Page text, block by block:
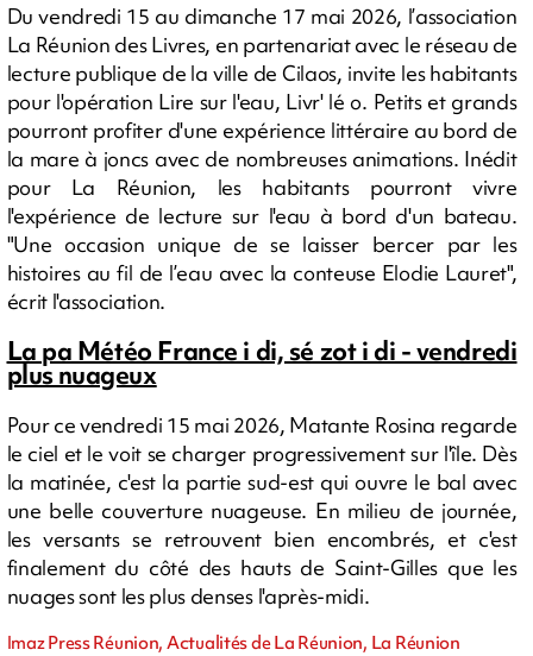
Du vendredi 15 au dimanche 17 mai 2026, l’association
La Réunion des Livres, en partenariat avec le réseau de
lecture publique de la ville de Cilaos, invite les habitants
pour l'opération Lire sur l'eau, Livr' lé o. Petits et grands
pourront profiter d'une expérience littéraire au bord de
la mare à joncs avec de nombreuses animations. Inédit
pour La Réunion, les habitants pourront vivre
l'expérience de lecture sur l'eau à bord d'un bateau.
"Une occasion unique de se laisser bercer par les
histoires au fil de l’eau avec la conteuse Elodie Lauret",
écrit l'association.
La pa Météo France i di, sé zot i di - vendredi
plus nuageux
Pour ce vendredi 15 mai 2026, Matante Rosina regarde
le ciel et le voit se charger progressivement sur l'île. Dès
la matinée, c'est la partie sud-est qui ouvre le bal avec
une belle couverture nuageuse. En milieu de journée,
les versants se retrouvent bien encombrés, et c'est
finalement du côté des hauts de Saint-Gilles que les
nuages sont les plus denses l'après-midi.
Imaz Press Réunion, Actualités de La Réunion, La Réunion